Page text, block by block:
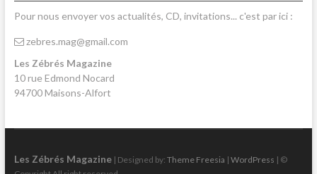
Pour nous envoyer vos actualités, CD, invitations... c'est par ici :
zebres.mag@gmail.com
Les Zébrés Magazine
10 rue Edmond Nocard
94700 Maisons-Alfort
Les Zébrés Magazine| Designed by: Theme Freesia | WordPress | ©